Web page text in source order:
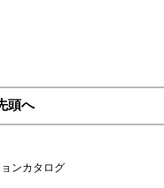
頭へ
ンカタログ